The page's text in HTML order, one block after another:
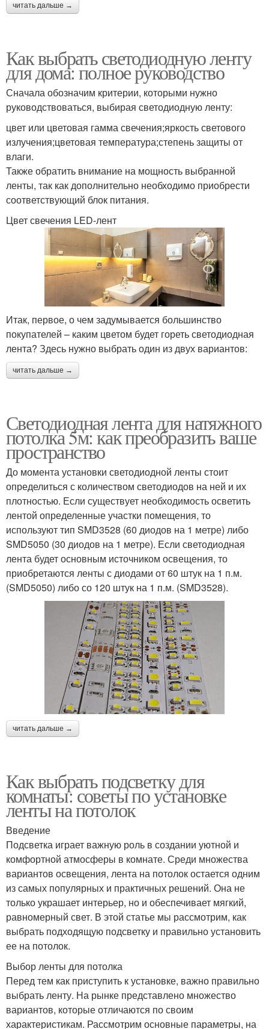
читать дальше →
Как выбрать светодиодную ленту
для дома: полное руководство
Сначала обозначим критерии, которыми нужно
руководствоваться, выбирая светодиодную ленту:
цвет или цветовая гамма свечения;яркость светового
излучения;цветовая температура;степень защиты от
влаги.
Также обратить внимание на мощность выбранной
ленты, так как дополнительно необходимо приобрести
соответствующий блок питания.
Цвет свечения LED-лент
Итак, первое, о чем задумывается большинство
покупателей – каким цветом будет гореть светодиодная
лента? Здесь нужно выбрать один из двух вариантов:
читать дальше →
Светодиодная лента для натяжного
потолка 5м: как преобразить ваше
пространство
До момента установки светодиодной ленты стоит
определиться с количеством светодиодов на ней и их
плотностью. Если существует необходимость осветить
лентой определенные участки помещения, то
используют тип SMD3528 (60 диодов на 1 метре) либо
SMD5050 (30 диодов на 1 метре). Если светодиодная
лента будет основным источником освещения, то
приобретаются ленты с диодами от 60 штук на 1 п.м.
(SMD5050) либо со 120 штук на 1 п.м. (SMD3528).
читать дальше →
Как выбрать подсветку для
комнаты: советы по установке
ленты на потолок
Введение
Подсветка играет важную роль в создании уютной и
комфортной атмосферы в комнате. Среди множества
вариантов освещения, лента на потолок остается одним
из самых популярных и практичных решений. Она не
только украшает интерьер, но и обеспечивает мягкий,
равномерный свет. В этой статье мы рассмотрим, как
выбрать подходящую подсветку и правильно установить
ее на потолок.
Выбор ленты для потолка
Перед тем как приступить к установке, важно правильно
выбрать ленту. На рынке представлено множество
вариантов, которые отличаются по своим
характеристикам. Рассмотрим основные параметры, на